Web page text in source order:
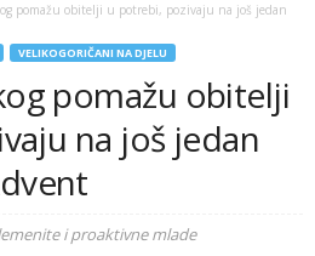
pomažu obitelji u potrebi, pozivaju na još jedan
VELIKOGORIČANI NA DJELU
pomažu obitelji
na još jedan
i proaktivne mlade